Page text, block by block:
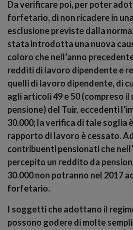
Da verificare poi, per poter
forfetario, di non ricadere in
esclusione previste dalla norma
stata introdotta una nuova
coloro che nell’anno
redditi di lavoro dipendente e
quelli di lavoro dipendente, di
agli articoli 49 e 50 (compreso
pensione) del Tuir, eccedenti
30.000; la verifica di tale soglia
rapporto di lavoro è cessato.
contribuenti pensionati che
percepito un reddito da
30.000 non potranno nel 2017
forfetario.
I soggetti che adottano il
possono godere di molte